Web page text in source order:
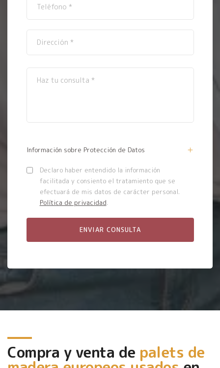
Información sobre Protección de Datos
Declaro haber entendido la información
facilitada y consiento el tratamiento que se
efectuará de mis datos de carácter personal.
Política de privacidad.
Compra y venta de palets de